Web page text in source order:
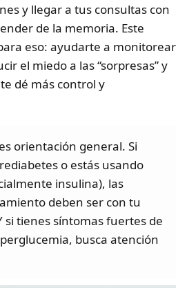
y llegar a tus consultas con
de la memoria. Este
eso: ayudarte a monitorear
el miedo a las “sorpresas” y
dé más control y
orientación general. Si
o estás usando
insulina), las
deben ser con tu
si tienes síntomas fuertes de
busca atención